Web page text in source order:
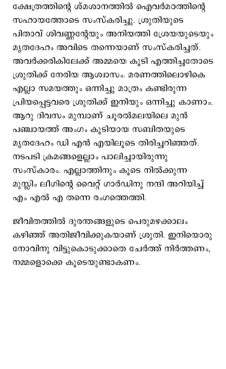
ക്ഷേത്രത്തിന്‍റെ ശ്മശാനത്തില്‍ ഐവര്‍മഠത്തിന്‍റെ
സഹായത്തോടെ സംസ്കരിച്ചു. ശ്രുതിയുടെ
പിതാവ് ശിവണ്ണന്‍റേയും അനിയത്തി ശ്രേയയുടെയും
മൃതദേഹം അവിടെ തന്നെയാണ് സംസ്കരിച്ചത്.
അവര്‍ക്കരികിലേക്ക് അമ്മയെ കൂടി എത്തിച്ചതോടെ
ശ്രുതിക്ക് നേരിയ ആശ്വാസം. മരണത്തിലൊഴികെ
എല്ലാ സമയത്തും ഒന്നിച്ചു മാത്രം കണ്ടിരുന്ന
പ്രിയപ്പെട്ടവരെ ശ്രുതിക്ക് ഇനിയും ഒന്നിച്ചു കാണാം.
ആറു ദിവസം മുമ്പാണ് ചൂരല്‍മലയിലെ മുന്‍
പഞ്ചായത്ത് അംഗം കൂടിയായ സബിതയുടെ
മൃതദേഹം ഡി എന്‍ എയിലൂടെ തിരിച്ചറിഞ്ഞത്.
നടപടി ക്രമങ്ങളെല്ലാം പാലിച്ചായിരുന്നു
സംസ്കാരം. എല്ലാത്തിനും കൂടെ നില്‍ക്കുന്ന
മുസ്ലിം ലീഗിന്‍റെ വൈറ്റ് ഗാര്‍ഡിനു നന്ദി അറിയിച്ച്
എം എല്‍ എ തന്നെ രംഗത്തെത്തി.
ജീവിതത്തില്‍ ദുരന്തങ്ങളുടെ പെരുമഴക്കാലം
കഴിഞ്ഞ് അതിജീവിക്കുകയാണ് ശ്രുതി. ഇനിയൊരു
നോവിനു വിട്ടുകൊടുക്കാതെ ചേര്‍ത്ത് നിര്‍ത്തണം,
നമ്മളൊക്കെ കൂടെയുണ്ടാകണം.